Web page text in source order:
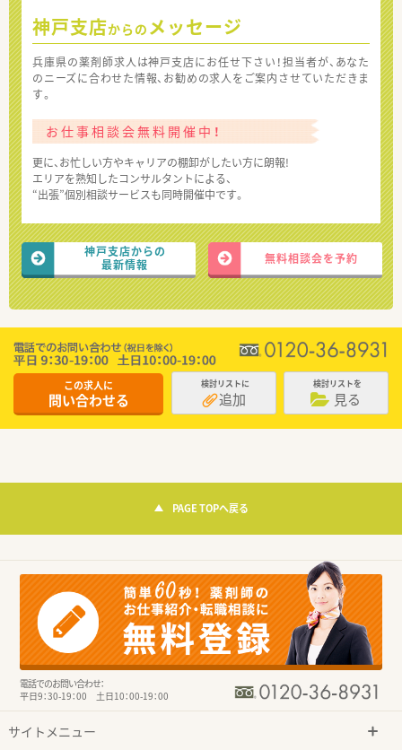
神戸支店からの メッセージ
兵庫県の薬剤師求人は神戸支店にお任せ下さい！担当者が、あなた
のニーズに合わせた情報、お勧めの求人をご案内させていただきま
す。
お仕事相談会無料開催中！
更に、お忙しい方やキャリアの棚卸がしたい方に朗報!
エリアを熟知したコンサルタントによる、
“出張”個別相談サービスも同時開催中です。
神戸支店からの
最新情報
無料相談会を予約
この求人に
問い合わせる
検討リストに
追加
検討リストを
見る
PAGE TOPへ戻る
電話でのお問い合わせ：
平日9：30-19：00 土日10：00-19：00
サイトメニュー